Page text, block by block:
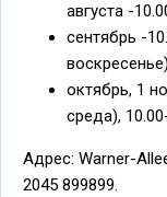
августа -
сентябрь -
воскресенье)
октябрь, 1
среда),
Адрес: Warner-
2045 899899.